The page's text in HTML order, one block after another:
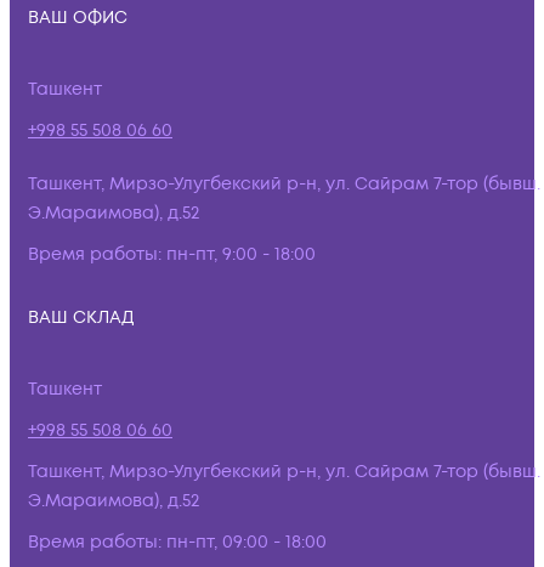
ВАШ ОФИС
Ташкент
+998 55 508 06 60
Ташкент, Мирзо-Улугбекский р-н, ул. Сайрам 7-тор (бывш.
Э.Мараимова), д.52
Время работы: пн-пт, 9:00 - 18:00
ВАШ СКЛАД
Ташкент
+998 55 508 06 60
Ташкент, Мирзо-Улугбекский р-н, ул. Сайрам 7-тор (бывш.
Э.Мараимова), д.52
Время работы: пн-пт, 09:00 - 18:00